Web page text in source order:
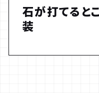
石が打てると
装